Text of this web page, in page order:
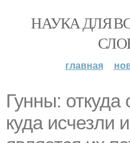
НАУКА ДЛЯ
главная
Гунны: откуда
куда исчезли